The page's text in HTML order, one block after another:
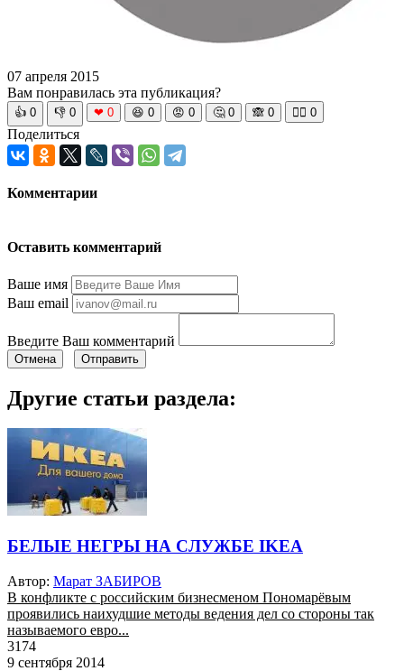
07 апреля 2015
Вам понравилась эта публикация?
👍 0 👎 0 ❤ 0 😆 0 😡 0 🤔 0 🙈 0 🧘‍♀️ 0
Поделиться
Комментарии
Оставить комментарий
Ваше имя
Ваш email
Введите Ваш комментарий
Отмена Отправить
Другие статьи раздела:
БЕЛЫЕ НЕГРЫ НА СЛУЖБЕ IKEA
Автор: Марат ЗАБИРОВ
В конфликте с российским бизнесменом Пономарёвым
проявились наихудшие методы ведения дел со стороны так
называемого евро...
3174
9 сентября 2014